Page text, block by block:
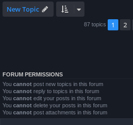
New Topic
87 topics 1 2
FORUM PERMISSIONS
You cannot post new topics in this forum
You cannot reply to topics in this forum
You cannot edit your posts in this forum
You cannot delete your posts in this forum
You cannot post attachments in this forum